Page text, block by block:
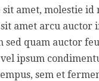
amet, molestie id
amet arcu auctor
quam auctor
ipsum
sem et